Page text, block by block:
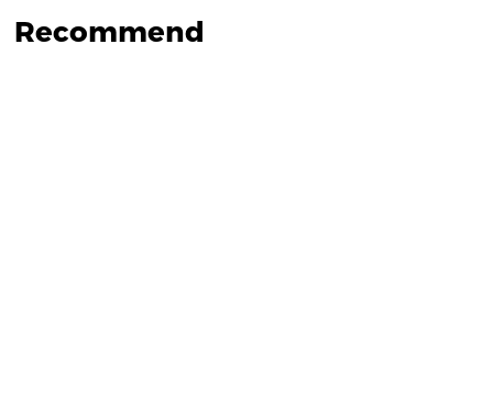
Recommend